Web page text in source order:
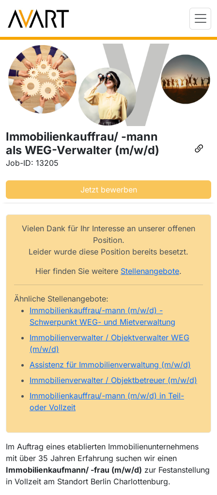
Immobilienkauffrau/ -mann
als WEG-Verwalter (m/w/d)
Job-ID: 13205
Jetzt bewerben
Vielen Dank für Ihr Interesse an unserer offenen
Position.
Leider wurde diese Position bereits besetzt.
Hier finden Sie weitere Stellenangebote.
Ähnliche Stellenangebote:
Immobilienkauffrau/-mann (m/w/d) -
Schwerpunkt WEG- und Mietverwaltung
Immobilienverwalter / Objektverwalter WEG
(m/w/d)
Assistenz für Immobilienverwaltung (m/w/d)
Immobilienverwalter / Objektbetreuer (m/w/d)
Immobilienkauffrau/-mann (m/w/d) in Teil-
oder Vollzeit
Im Auftrag eines etablierten Immobilienunternehmens
mit über 35 Jahren Erfahrung suchen wir einen
Immobilienkaufmann/ -frau (m/w/d) zur Festanstellung
in Vollzeit am Standort Berlin Charlottenburg.